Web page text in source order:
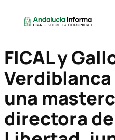
FICAL y
una
directora de